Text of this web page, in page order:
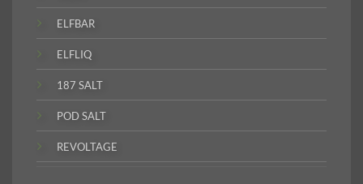
ELFBAR
ELFLIQ
187 SALT
POD SALT
REVOLTAGE